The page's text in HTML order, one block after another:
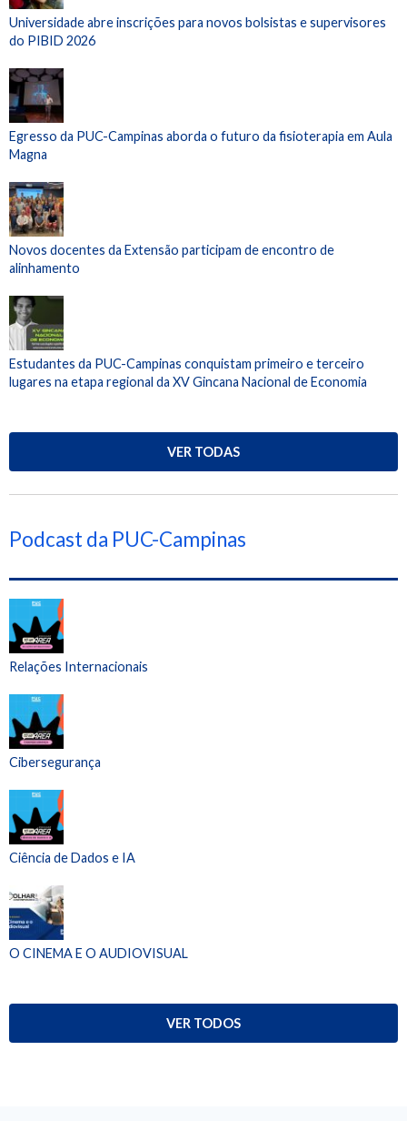
Universidade abre inscrições para novos bolsistas e supervisores
do PIBID 2026
Egresso da PUC-Campinas aborda o futuro da fisioterapia em Aula
Magna
Novos docentes da Extensão participam de encontro de
alinhamento
Estudantes da PUC-Campinas conquistam primeiro e terceiro
lugares na etapa regional da XV Gincana Nacional de Economia
VER TODAS
Podcast da PUC-Campinas
Relações Internacionais
Cibersegurança
Ciência de Dados e IA
O CINEMA E O AUDIOVISUAL
VER TODOS